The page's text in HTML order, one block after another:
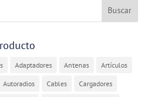
Adaptadores Antenas Artículos
Autoradios Cables Cargadores